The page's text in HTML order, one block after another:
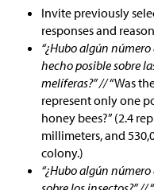
Invite previously
responses and
“¿Hubo algún
hecho posible sobre
melíferas?” //“Was
represent only one
honey bees?” (2.4
millimeters, and
colony.)
“¿Hubo algún